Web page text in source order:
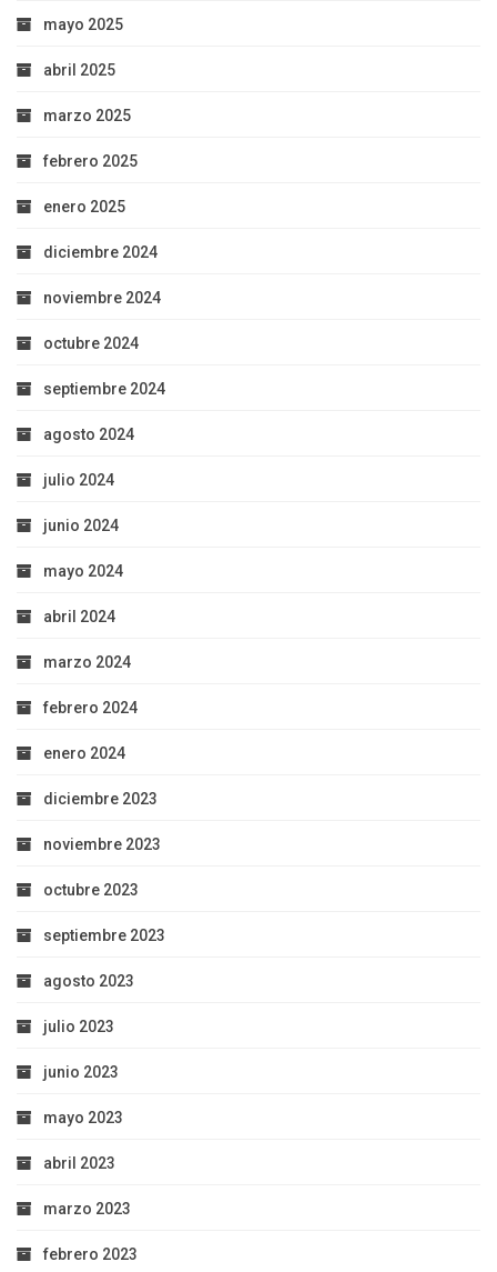
mayo 2025
abril 2025
marzo 2025
febrero 2025
enero 2025
diciembre 2024
noviembre 2024
octubre 2024
septiembre 2024
agosto 2024
julio 2024
junio 2024
mayo 2024
abril 2024
marzo 2024
febrero 2024
enero 2024
diciembre 2023
noviembre 2023
octubre 2023
septiembre 2023
agosto 2023
julio 2023
junio 2023
mayo 2023
abril 2023
marzo 2023
febrero 2023